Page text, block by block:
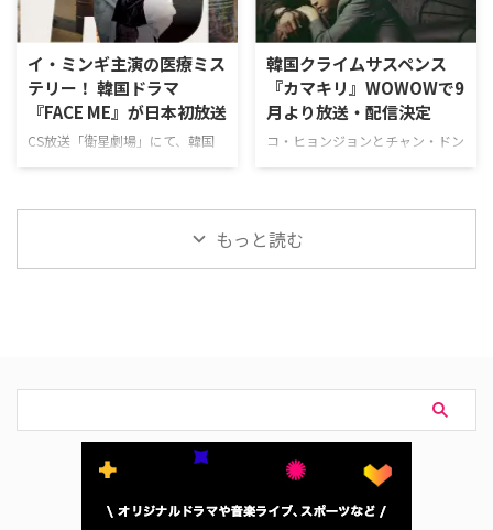
いてもいいですか、ボス!?～』、
『ヤクザの俺が高校生になった』
など、注目のアジアドラマを配信
中！ 無料でも利用可能なので、
この機会に試してみては？
Leminoプレミアムを試す NHKで
決定した。 フランス発のヒット
作をリメイク！ 緊迫のクライム
気ドラマ「La MANTE（ラ・モン
ト）」のリメイクで、2025年9月
より韓国で放送された。放送中の
最高視聴率は7.5パーセント（ニ
るジャンル物でありながらも、多
くの関心を引 …
イ・ミンギ主演の医療ミス
テリー！ 韓国ドラマ
『FACE ME』が日本初放送
CS放送「衛星劇場」にて、韓国
ことが明らかになった。 “美容外
異色のバディによるヒューマンサ
スペンス 『FACE ME』は、美容外
の心と身体の修復を通して事件の
真相に迫る、医療ドラマと捜査ド
ラマが融合した新しいタイプのヒ
韓国クライムサスペンス
『カマキリ』WOWOWで9
月より放送・配信決定
コ・ヒョンジョンとチャン・ドン
りWOWOWにて放送・配信され
ることが決定した。 連続殺人犯
の母と刑事の息子が手を組む衝撃
のクライムサスペンス『カマキ
時を経て“カマキリ”の模倣殺人が
発生、二人は手を組み事件の謎を
マ『ラ・モント』をリメイクした
クライムサスペンスで、韓 …
もっと読む